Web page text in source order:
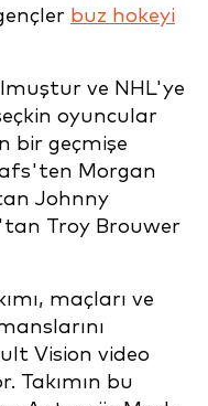
buz hokeyi
ve NHL'ye
oyuncular
bir geçmişe
Morgan
Johnny
Troy Brouwer
maçları ve
Vision video
Takımın bu